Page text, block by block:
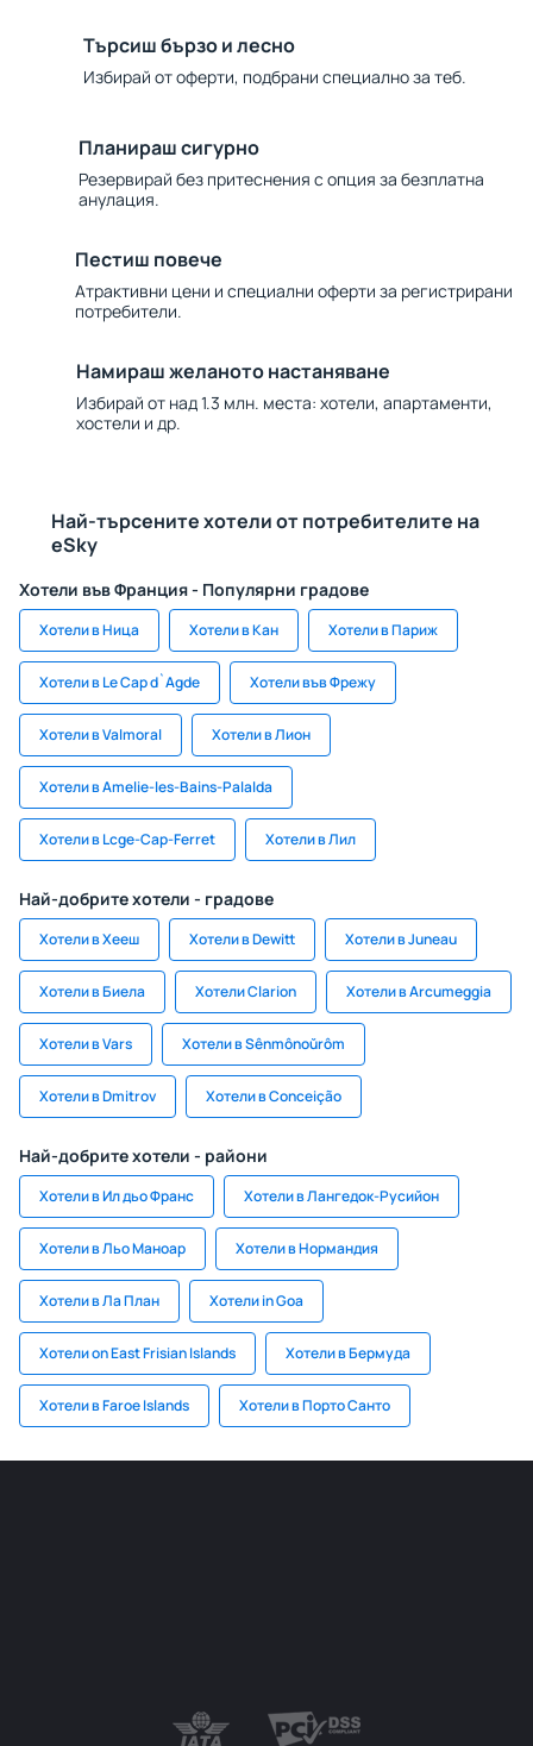
Търсиш бързо и лесно
Избирай от оферти, подбрани специално за теб.
Планираш сигурно
Резервирай без притеснения с опция за безплатна
анулация.
Пестиш повече
Атрактивни цени и специални оферти за регистрирани
потребители.
Намираш желаното настаняване
Избирай от над 1.3 млн. места: хотели, апартаменти,
хостели и др.
Най-търсените хотели от потребителите на
eSky
Хотели във Франция - Популярни градове
Хотели в Ница Хотели в Кан Хотели в Париж
Хотели в Le Cap d`Agde Хотели във Фрежу
Хотели в Valmoral Хотели в Лион
Хотели в Amelie-les-Bains-Palalda
Хотели в Lcge-Cap-Ferret Хотели в Лил
Най-добрите хотели - градове
Хотели в Хееш Хотели в Dewitt Хотели в Juneau
Хотели в Биела Хотели Clarion Хотели в Arcumeggia
Хотели в Vars Хотели в Sênmônoŭrôm
Хотели в Dmitrov Хотели в Conceição
Най-добрите хотели - райони
Хотели в Ил дьо Франс Хотели в Лангедок-Русийон
Хотели в Льо Маноар Хотели в Нормандия
Хотели в Ла План Хотели in Goa
Хотели on East Frisian Islands Хотели в Бермуда
Хотели в Faroe Islands Хотели в Порто Санто